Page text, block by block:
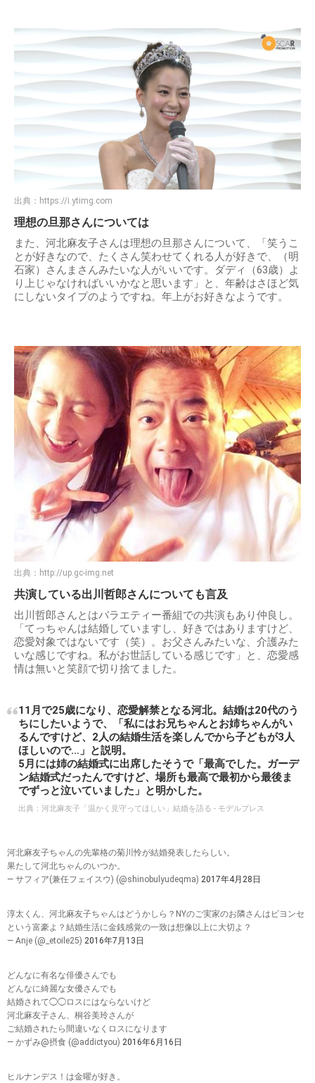
出典： https://i.ytimg.com
理想の旦那さんについては
また、河北麻友子さんは理想の旦那さんについて、「笑うこ
とが好きなので、たくさん笑わせてくれる人が好きで、（明
石家）さんまさんみたいな人がいいです。ダディ（63歳）よ
り上じゃなければいいかなと思います」と、年齢はさほど気
にしないタイプのようですね。年上がお好きなようです。
出典： http://up.gc-img.net
共演している出川哲郎さんについても言及
出川哲郎さんとはバラエティー番組での共演もあり仲良し。
「てっちゃんは結婚していますし、好きではありますけど、
恋愛対象ではないです（笑）。お父さんみたいな、介護みた
いな感じですね。私がお世話している感じです」と、恋愛感
情は無いと笑顔で切り捨てました。
11月で25歳になり、恋愛解禁となる河北。結婚は20代のう
ちにしたいようで、「私にはお兄ちゃんとお姉ちゃんがい
るんですけど、2人の結婚生活を楽しんでから子どもが3人
ほしいので…」と説明。
5月には姉の結婚式に出席したそうで「最高でした。ガーデ
ン結婚式だったんですけど、場所も最高で最初から最後ま
でずっと泣いていました」と明かした。
出典： 河北麻友子「温かく見守ってほしい」結婚を語る - モデルプレス
河北麻友子ちゃんの先輩格の菊川怜が結婚発表したらしい。
果たして河北ちゃんのいつか。
— サフィア(兼任フェイスウ) (@shinobulyudeqma) 2017年4月28日
淳太くん、河北麻友子ちゃんはどうかしら？NYのご実家のお隣さんはビヨンセ
という富豪よ？結婚生活に金銭感覚の一致は想像以上に大切よ？
— Anje (@_etoile25) 2016年7月13日
どんなに有名な俳優さんでも
どんなに綺麗な女優さんでも
結婚されて◯◯ロスにはならないけど
河北麻友子さん、桐谷美玲さんが
ご結婚されたら間違いなくロスになります
— かずみ@摂食 (@addictyou) 2016年6月16日
ヒルナンデス！は金曜が好き。